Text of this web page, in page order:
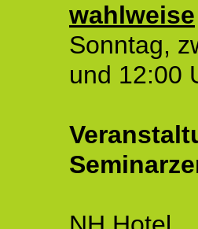
wahlweise
Sonntag,
und 12:00